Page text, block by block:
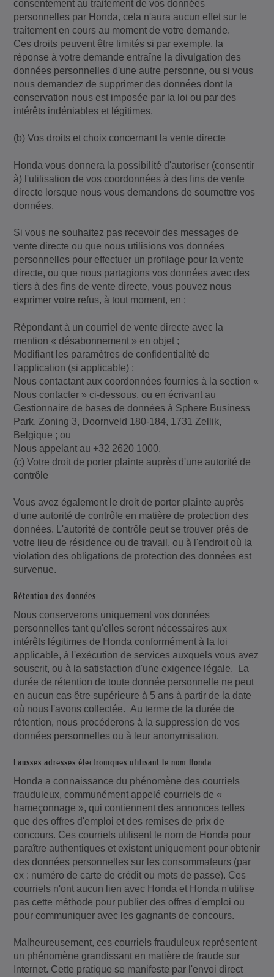
consentement au traitement de vos données
personnelles par Honda, cela n'aura aucun effet sur le
traitement en cours au moment de votre demande.
Ces droits peuvent être limités si par exemple, la
réponse à votre demande entraîne la divulgation des
données personnelles d'une autre personne, ou si vous
nous demandez de supprimer des données dont la
conservation nous est imposée par la loi ou par des
intérêts indéniables et légitimes.
(b) Vos droits et choix concernant la vente directe
Honda vous donnera la possibilité d'autoriser (consentir
à) l'utilisation de vos coordonnées à des fins de vente
directe lorsque nous vous demandons de soumettre vos
données.
Si vous ne souhaitez pas recevoir des messages de
vente directe ou que nous utilisions vos données
personnelles pour effectuer un profilage pour la vente
directe, ou que nous partagions vos données avec des
tiers à des fins de vente directe, vous pouvez nous
exprimer votre refus, à tout moment, en :
Répondant à un courriel de vente directe avec la
mention « désabonnement » en objet ;
Modifiant les paramètres de confidentialité de
l'application (si applicable) ;
Nous contactant aux coordonnées fournies à la section «
Nous contacter » ci-dessous, ou en écrivant au
Gestionnaire de bases de données à Sphere Business
Park, Zoning 3, Doornveld 180-184, 1731 Zellik,
Belgique ; ou
Nous appelant au +32 2620 1000.
(c) Votre droit de porter plainte auprès d'une autorité de
contrôle
Vous avez également le droit de porter plainte auprès
d'une autorité de contrôle en matière de protection des
données. L'autorité de contrôle peut se trouver près de
votre lieu de résidence ou de travail, ou à l'endroit où la
violation des obligations de protection des données est
survenue.
Rétention des données
Nous conserverons uniquement vos données
personnelles tant qu'elles seront nécessaires aux
intérêts légitimes de Honda conformément à la loi
applicable, à l'exécution de services auxquels vous avez
souscrit, ou à la satisfaction d'une exigence légale. La
durée de rétention de toute donnée personnelle ne peut
en aucun cas être supérieure à 5 ans à partir de la date
où nous l'avons collectée. Au terme de la durée de
rétention, nous procéderons à la suppression de vos
données personnelles ou à leur anonymisation.
Fausses adresses électroniques utilisant le nom Honda
Honda a connaissance du phénomène des courriels
frauduleux, communément appelé courriels de «
hameçonnage », qui contiennent des annonces telles
que des offres d'emploi et des remises de prix de
concours. Ces courriels utilisent le nom de Honda pour
paraître authentiques et existent uniquement pour obtenir
des données personnelles sur les consommateurs (par
ex : numéro de carte de crédit ou mots de passe). Ces
courriels n'ont aucun lien avec Honda et Honda n'utilise
pas cette méthode pour publier des offres d'emploi ou
pour communiquer avec les gagnants de concours.
Malheureusement, ces courriels frauduleux représentent
un phénomène grandissant en matière de fraude sur
Internet. Cette pratique se manifeste par l'envoi direct